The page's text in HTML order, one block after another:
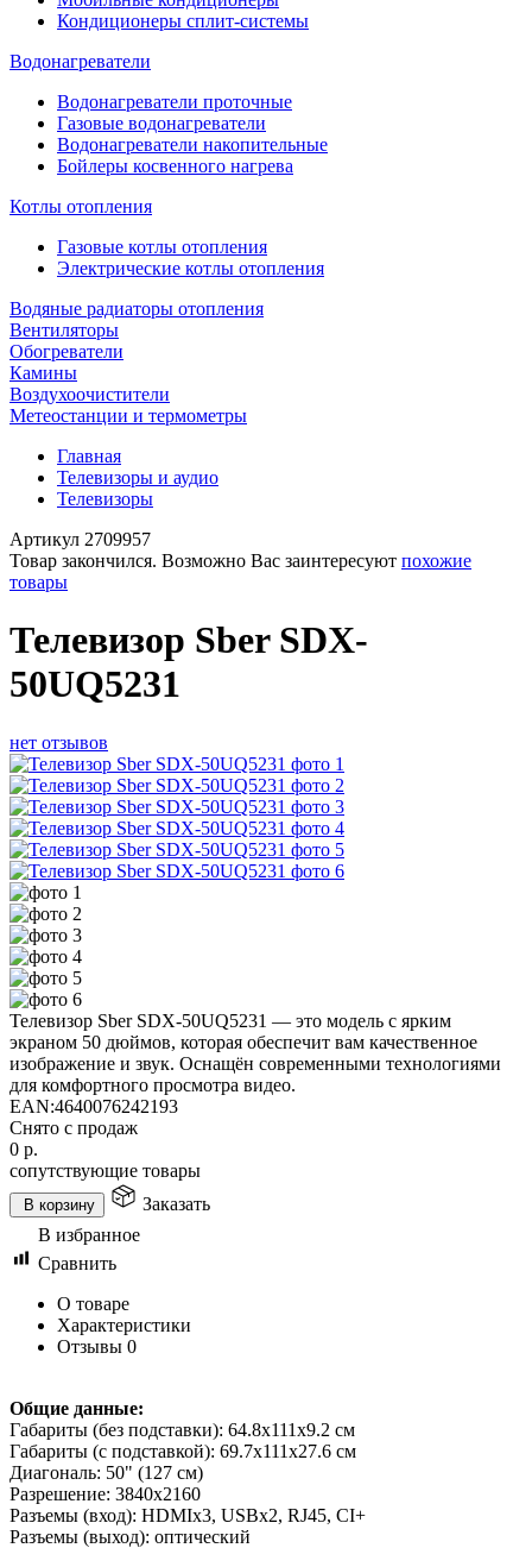
Кондиционеры сплит-системы
Водонагреватели
Водонагреватели проточные
Газовые водонагреватели
Водонагреватели накопительные
Бойлеры косвенного нагрева
Котлы отопления
Газовые котлы отопления
Электрические котлы отопления
Водяные радиаторы отопления
Вентиляторы
Обогреватели
Камины
Воздухоочистители
Метеостанции и термометры
Главная
Телевизоры и аудио
Телевизоры
Артикул 2709957
Товар закончился. Возможно Вас заинтересуют похожие
товары
Телевизор Sber SDX-
50UQ5231
нет отзывов
Телевизор Sber SDX-50UQ5231 — это модель с ярким
экраном 50 дюймов, которая обеспечит вам качественное
изображение и звук. Оснащён современными технологиями
для комфортного просмотра видео.
EAN:4640076242193
Снято с продаж
0 р.
сопутствующие товары
В корзину
Заказать
В избранное
Сравнить
О товаре
Характеристики
Отзывы 0
Общие данные:
Габариты (без подставки): 64.8х111х9.2 см
Габариты (с подставкой): 69.7х111х27.6 см
Диагональ: 50" (127 см)
Разрешение: 3840х2160
Разъемы (вход): HDMIx3, USBх2, RJ45, CI+
Разъемы (выход): оптический